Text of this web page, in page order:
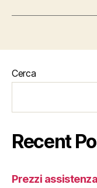
Cerca
Recent
Prezzi